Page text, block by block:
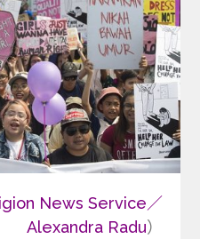
News Service／
Alexandra Radu）